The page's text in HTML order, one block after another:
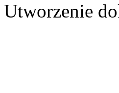
Utworzenie